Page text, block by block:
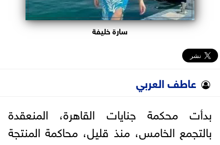
سارة خليفة
عاطف العربي
بدأت محكمة جنايات القاهرة، المنعقدة
بالتجمع الخامس، منذ قليل، محاكمة المنتجة